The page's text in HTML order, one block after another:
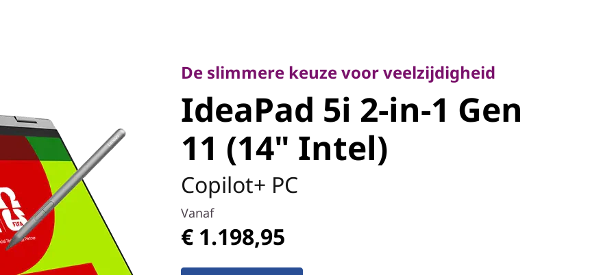
IdeaPad 5i 2-in-1
Gen 11 (14" Intel)
De slimmere keuze voor veelzijdigheid
IdeaPad 5i 2-in-1 Gen
11 (14" Intel)
Copilot+ PC
Vanaf
€ 1.198,95